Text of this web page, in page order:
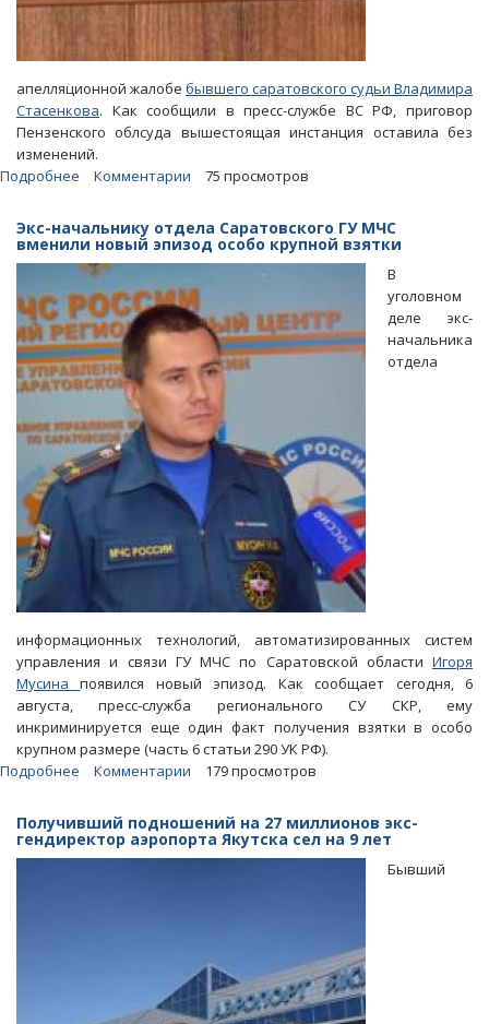
апелляционной жалобе бывшего саратовского судьи Владимира
Стасенкова. Как сообщили в пресс-службе ВС РФ, приговор
Пензенского облсуда вышестоящая инстанция оставила без
изменений.
Подробнее
оставил
в
силе
приговор
экс-
судье
Владимиру
Стасенкову
Комментарии 75 просмотров
Экс-начальнику отдела Саратовского ГУ МЧС
вменили новый эпизод особо крупной взятки
В
уголовном
деле экс-
начальника
отдела
информационных технологий, автоматизированных систем
управления и связи ГУ МЧС по Саратовской области Игоря
Мусинапоявился новый эпизод. Как сообщает сегодня, 6
августа, пресс-служба регионального СУ СКР, ему
инкриминируется еще один факт получения взятки в особо
крупном размере (часть 6 статьи 290 УК РФ).
Подробнее
начальнику
отдела
Саратовского
крупной
Комментарии 179 просмотров
Получивший подношений на 27 миллионов экс-
гендиректор аэропорта Якутска сел на 9 лет
Бывший